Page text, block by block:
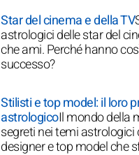
Star del cinema e della TV
astrologici delle star del
che ami. Perché hanno
successo?
Stilisti e top model: il loro
astrologicoIl mondo della
segreti nei temi astrologici
designer e top model che